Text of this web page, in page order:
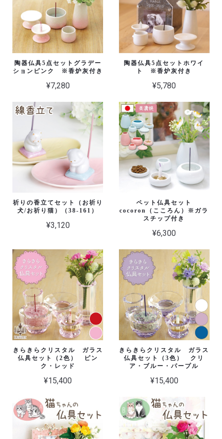
陶器仏具5点セットグラデー
ションピンク ※香炉灰付き
¥7,280
陶器仏具5点セットホワイ
ト ※香炉灰付き
¥5,780
祈りの香立てセット（お祈り
犬/お祈り猫）（38-161）
¥3,120
ペット仏具セット
cocoron（こころん）※ガラ
スチップ付き
¥6,300
きらきらクリスタル ガラス
仏具セット（2色） ピン
ク・レッド
¥15,400
きらきらクリスタル ガラス
仏具セット（3色） クリ
ア・ブルー・パープル
¥15,400